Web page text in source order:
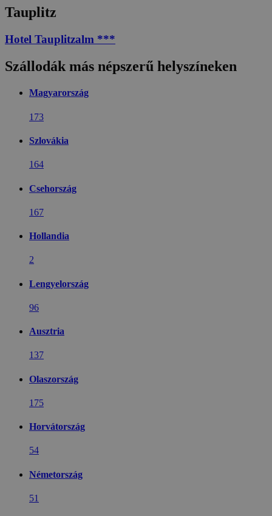
Tauplitz
Hotel Tauplitzalm ***
Szállodák más népszerű helyszíneken
Magyarország
173
Szlovákia
164
Csehország
167
Hollandia
2
Lengyelország
96
Ausztria
137
Olaszország
175
Horvátország
54
Németország
51